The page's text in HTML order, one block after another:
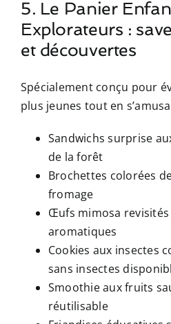
5. Le Panier
Explorateurs :
et découvertes
Spécialement conçu pour
plus jeunes tout en
Sandwichs surprise
de la forêt
Brochettes colorées
fromage
Œufs mimosa revisités
aromatiques
Cookies aux insectes
sans insectes
Smoothie aux fruits
réutilisable